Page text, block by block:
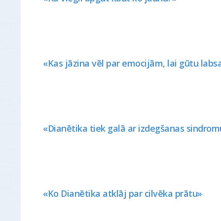
– to cēlonis bija kritiens no velosipēda.
ka par šādiem datiem agrāk es nekur
«Kas jāzina vēl par emocijām, lai gūtu
«Dianētika tiek galā ar izdegšanas
«Ko Dianētika atklāj par cilvēka prātu»